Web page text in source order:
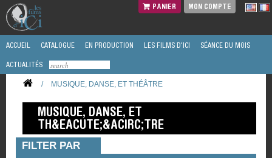
PANIER MON COMPTE
ACCUEIL CATALOGUE EN PRODUCTION LES FILMS D'ICI SÉANCE DU MOIS
ACTUALITÉS
/ MUSIQUE, DANSE, ET THÉÂTRE
MUSIQUE, DANSE, ET
TH&EACUTE;&ACIRC;TRE
FILTER PAR